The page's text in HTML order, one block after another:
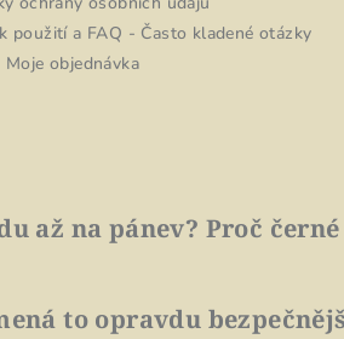
použití a FAQ - Často kladené otázky
Moje objednávka
až na pánev? Proč
to opravdu